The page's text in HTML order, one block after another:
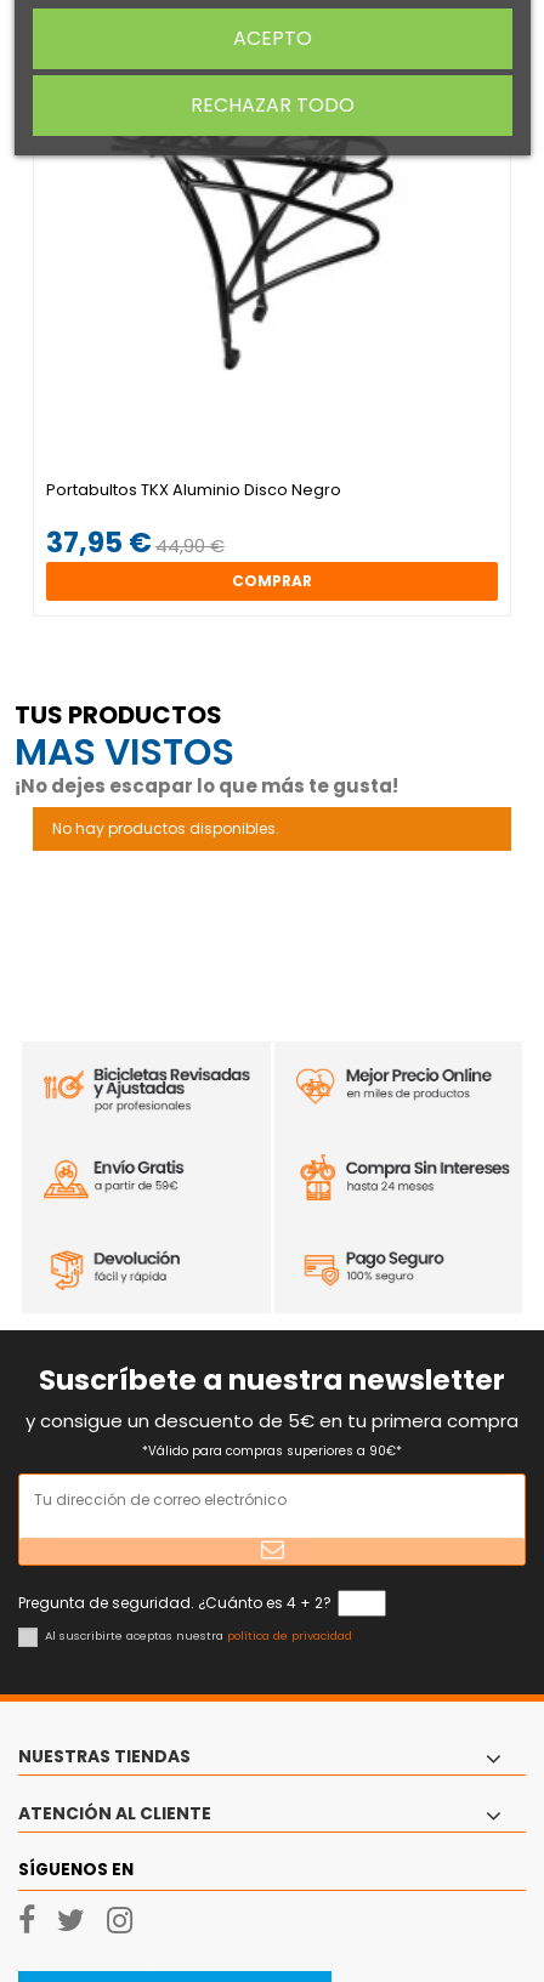
Portabultos TKX Aluminio Disco Negro
37,95 €44,90 €
COMPRAR
TUS PRODUCTOS
MAS VISTOS
¡No dejes escapar lo que más te gusta!
No hay productos disponibles.
Suscríbete a nuestra newsletter
y consigue un descuento de 5€ en tu primera compra
*Válido para compras superiores a 90€*
Pregunta de seguridad. ¿Cuánto es 4 + 2?
Al suscribirte aceptas nuestra política de privacidad
NUESTRAS TIENDAS
ATENCIÓN AL CLIENTE
SÍGUENOS EN
RECHAZAR TODO
ACEPTO